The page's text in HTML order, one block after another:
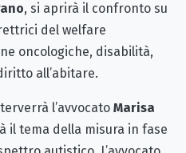
, si aprirà il confronto su
del welfare
oncologiche, disabilità,
all’abitare.
l’avvocato Marisa
il tema della misura in fase